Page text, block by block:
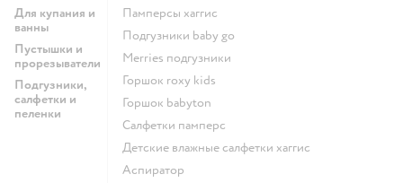
Для купания и
ванны
Пустышки и
прорезыватели
Подгузники,
салфетки и
пеленки
памперсы хаггис
подгузники baby go
merries подгузники
горшок roxy kids
горшок babyton
салфетки памперс
детские влажные салфетки хаггис
аспиратор